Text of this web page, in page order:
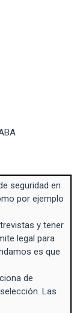
seguridad en
por ejemplo
y tener
legal para
es que
de
Las